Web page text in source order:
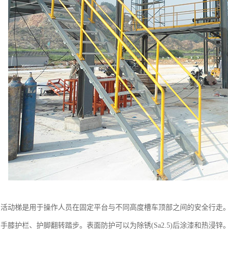
活动梯是用于操作人员在固定平台与不同高度槽车顶部之间的安全行走
手膝护栏、护脚翻转踏步。表面防护可以为除锈(Sa2.5)后涂漆和热浸锌。